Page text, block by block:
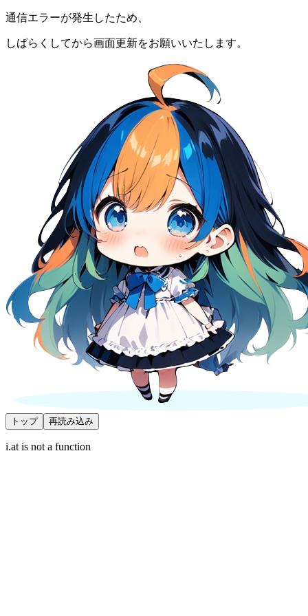
通信エラーが発生したため、
しばらくしてから画面更新をお願いいたします。
トップ 再読み込み
i.at is not a function